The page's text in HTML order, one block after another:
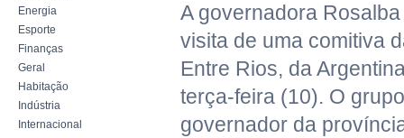
Energia
Esporte
Finanças
Geral
Habitação
Indústria
Internacional
A governadora
visita de uma comitiva
Entre Rios, da
terça-feira (10). O
governador da